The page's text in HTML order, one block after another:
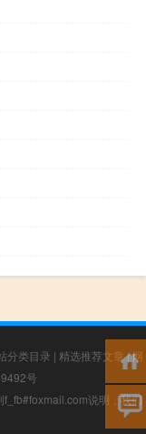
分类目录 | 精选推荐文章|网
号
f_fb#foxmail.com说明，我们